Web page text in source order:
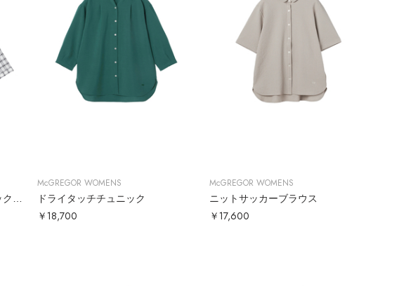
McGREGOR WOMENS
ドライタッチチュニック
￥18,700
McGREGOR WOMENS
ニットサッカーブラウス
￥17,600